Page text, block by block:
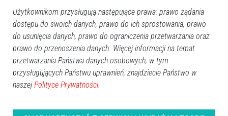
zarówno podczas dłuższego urlopu, jak i podczas krótkiego
wypadu na weekend.
Inspiracje do podróży –
przewodniki turystyczne
Przewodniki turystyczne „25 mikrowypraw po Mazowszu",
12 lipca będą dostępne w punktach informacji turystycznych
Użytkownikom przysługują następujące prawa: prawo żądania
dostępu do swoich danych, prawo do ich sprostowania, prawo
do usunięcia danych, prawo do ograniczenia przetwarzania oraz
prawo do przenoszenia danych. Więcej informacji na temat
przetwarzania Państwa danych osobowych, w tym
przysługujących Państwu uprawnień, znajdziecie Państwo w
naszej Polityce Prywatności.